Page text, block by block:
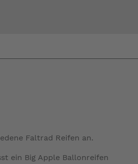
Faltrad Reifen an.
ein Big Apple Ballonreifen